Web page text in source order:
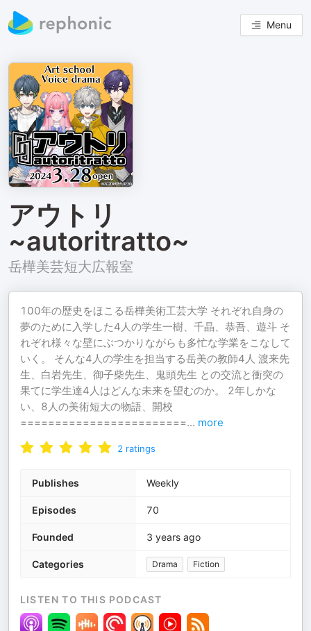
Menu
アウトリ
~autoritratto~
岳樺美芸短大広報室
100年の歴史をほこる岳樺美術工芸大学 それぞれ自身の
夢のために入学した4人の学生一樹、千晶、恭吾、遊斗 そ
れぞれ様々な壁にぶつかりながらも多忙な学業をこなして
いく。 そんな4人の学生を担当する岳美の教師4人 渡来先
生、白岩先生、御子柴先生、鬼頭先生 との交流と衝突の
果てに学生達4人はどんな未来を望むのか。 2年しかな
い、8人の美術短大の物語、開校
========================... more
2 ratings
Publishes Weekly
Episodes 70
Founded 3 years ago
Categories Drama Fiction
LISTEN TO THIS PODCAST